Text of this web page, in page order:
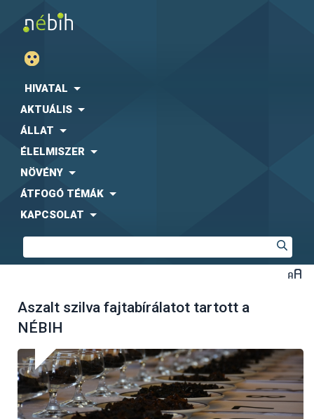
HIVATAL
AKTUÁLIS
ÁLLAT
ÉLELMISZER
NÖVÉNY
ÁTFOGÓ TÉMÁK
KAPCSOLAT
Aszalt szilva fajtabírálatot tartott a
NÉBIH